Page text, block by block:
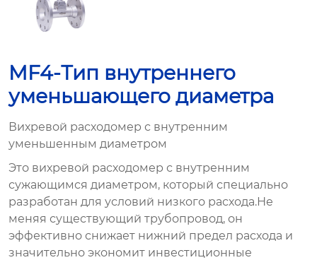
MF4-Тип внутреннего
уменьшающего диаметра
Вихревой расходомер с внутренним
уменьшенным диаметром
Это вихревой расходомер с внутренним
сужающимся диаметром, который специально
разработан для условий низкого расхода.Не
меняя существующий трубопровод, он
эффективно снижает нижний предел расхода и
значительно экономит инвестиционные